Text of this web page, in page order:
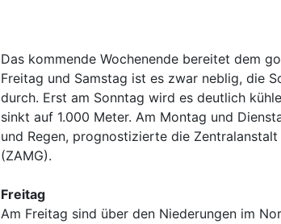
Das kommende Wochenende bereitet dem
Freitag und Samstag ist es zwar neblig, die
durch. Erst am Sonntag wird es deutlich
sinkt auf 1.000 Meter. Am Montag und
und Regen, prognostizierte die
(ZAMG).
Freitag
Am Freitag sind über den Niederungen im